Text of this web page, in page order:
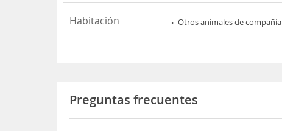
Habitación Otros animales de compañía
Preguntas frecuentes